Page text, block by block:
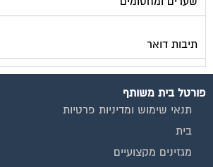
תיבות דואר
פורטל בית משותף
תנאי שימוש ומדיניות פרטיות
בית
מגזינים מקצועיים
אינדקס נותני שירותים לוועד הבית
קבוצת הפייסבוק